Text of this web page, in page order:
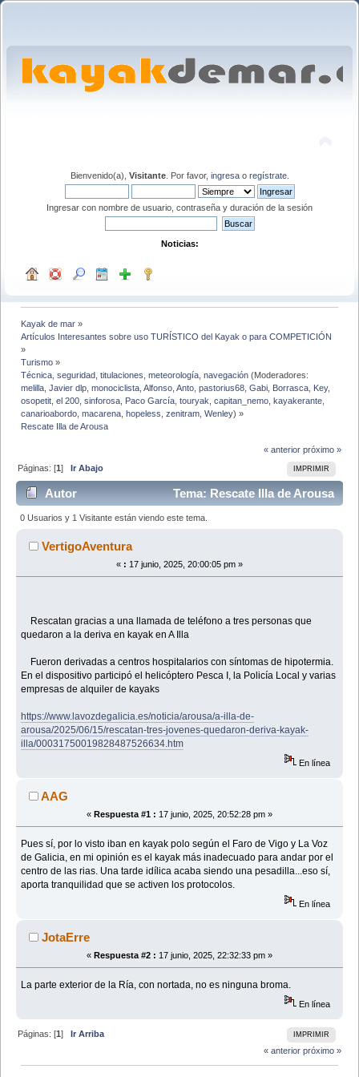
Bienvenido(a), Visitante. Por favor, ingresao regístrate.
Ingresar con nombre de usuario, contraseña y duración de la sesión
Noticias:
Kayak de mar »
Artículos Interesantes sobre uso TURÍSTICO del Kayak o para COMPETICIÓN
»
Turismo »
Técnica, seguridad, titulaciones, meteorología, navegación (Moderadores:
melilla ,Javier dlp ,monociclista ,Alfonso ,Anto ,pastorius68 ,Gabi Borrasca Key,
osopetit ,el 200 ,sinforosa Paco García ,touryak ,capitan_nemo ,kayakerante
canarioabordo ,macarena ,hopeless ,zenitram ,Wenley) »
Rescate Illa de Arousa
« anterior próximo »
IMPRIMIR
Páginas: [1]Ir Abajo
Autor
Tema: Rescate Illa de Arousa
(Leído 47120 veces)
0 Usuarios y 1 Visitante están viendo este tema.
VertigoAventura
« : 17 junio, 2025, 20:00:05 pm »
Rescatan gracias a una llamada de teléfono a tres personas que
quedaron a la deriva en kayak en A Illa
Fueron derivadas a centros hospitalarios con síntomas de hipotermia.
En el dispositivo participó el helicóptero Pesca I, la Policía Local y varias
empresas de alquiler de kayaks
https://www.lavozdegalicia.es/noticia/arousa/a-illa-de-
arousa/2025/06/15/rescatan-tres-jovenes-quedaron-deriva-kayak-
illa/00031750019828487526634.htm
En línea
AAG
« Respuesta #1 : 17 junio, 2025, 20:52:28 pm »
Pues sí, por lo visto iban en kayak polo según el Faro de Vigo y La Voz
de Galicia, en mi opinión es el kayak más inadecuado para andar por el
centro de las rias. Una tarde idílica acaba siendo una pesadilla...eso sí,
aporta tranquilidad que se activen los protocolos.
En línea
JotaErre
« Respuesta #2 : 17 junio, 2025, 22:32:33 pm »
La parte exterior de la Ría, con nortada, no es ninguna broma.
En línea
IMPRIMIR
Páginas: [1]Ir Arriba
« anterior próximo »